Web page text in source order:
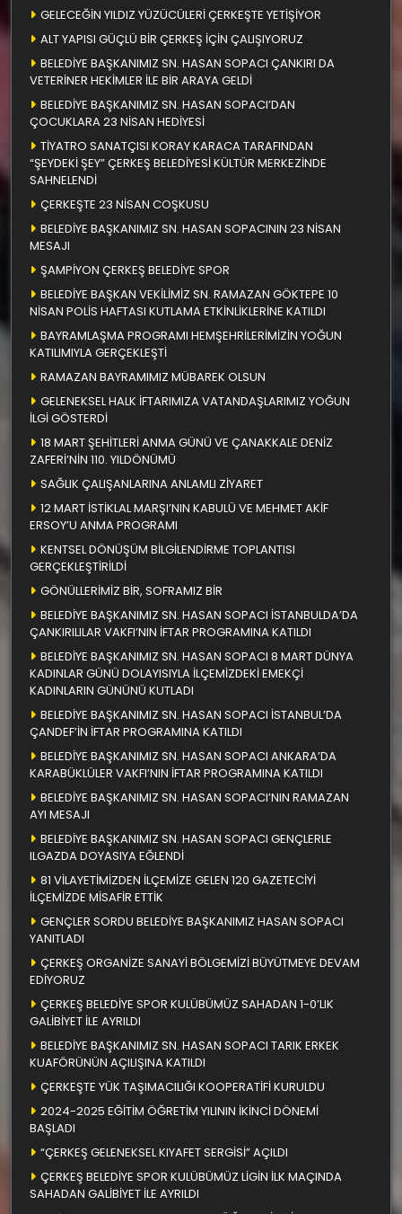
GELECEĞİN YILDIZ YÜZÜCÜLERİ ÇERKEŞTE YETİŞİYOR
ALT YAPISI GÜÇLÜ BİR ÇERKEŞ İÇİN ÇALIŞIYORUZ
BELEDİYE BAŞKANIMIZ SN. HASAN SOPACI ÇANKIRI DA
VETERİNER HEKİMLER İLE BİR ARAYA GELDİ
BELEDİYE BAŞKANIMIZ SN. HASAN SOPACI’DAN
ÇOCUKLARA 23 NİSAN HEDİYESİ
TİYATRO SANATÇISI KORAY KARACA TARAFINDAN
“ŞEYDEKİ ŞEY” ÇERKEŞ BELEDİYESİ KÜLTÜR MERKEZİNDE
SAHNELENDİ
ÇERKEŞTE 23 NİSAN COŞKUSU
BELEDİYE BAŞKANIMIZ SN. HASAN SOPACININ 23 NİSAN
MESAJI
ŞAMPİYON ÇERKEŞ BELEDİYE SPOR
BELEDİYE BAŞKAN VEKİLİMİZ SN. RAMAZAN GÖKTEPE 10
NİSAN POLİS HAFTASI KUTLAMA ETKİNLİKLERİNE KATILDI
BAYRAMLAŞMA PROGRAMI HEMŞEHRİLERİMİZİN YOĞUN
KATILIMIYLA GERÇEKLEŞTİ
RAMAZAN BAYRAMIMIZ MÜBAREK OLSUN
GELENEKSEL HALK İFTARIMIZA VATANDAŞLARIMIZ YOĞUN
İLGİ GÖSTERDİ
18 MART ŞEHİTLERİ ANMA GÜNÜ VE ÇANAKKALE DENİZ
ZAFERİ’NİN 110. YILDÖNÜMÜ
SAĞLIK ÇALIŞANLARINA ANLAMLI ZİYARET
12 MART İSTİKLAL MARŞI’NIN KABULÜ VE MEHMET AKİF
ERSOY’U ANMA PROGRAMI
KENTSEL DÖNÜŞÜM BİLGİLENDİRME TOPLANTISI
GERÇEKLEŞTİRİLDİ
GÖNÜLLERİMİZ BİR, SOFRAMIZ BİR
BELEDİYE BAŞKANIMIZ SN. HASAN SOPACI İSTANBULDA’DA
ÇANKIRILILAR VAKFI’NIN İFTAR PROGRAMINA KATILDI
BELEDİYE BAŞKANIMIZ SN. HASAN SOPACI 8 MART DÜNYA
KADINLAR GÜNÜ DOLAYISIYLA İLÇEMİZDEKİ EMEKÇİ
KADINLARIN GÜNÜNÜ KUTLADI
BELEDİYE BAŞKANIMIZ SN. HASAN SOPACI İSTANBUL’DA
ÇANDEF’İN İFTAR PROGRAMINA KATILDI
BELEDİYE BAŞKANIMIZ SN. HASAN SOPACI ANKARA’DA
KARABÜKLÜLER VAKFI’NIN İFTAR PROGRAMINA KATILDI
BELEDİYE BAŞKANIMIZ SN. HASAN SOPACI’NIN RAMAZAN
AYI MESAJI
BELEDİYE BAŞKANIMIZ SN. HASAN SOPACI GENÇLERLE
ILGAZDA DOYASIYA EĞLENDİ
81 VİLAYETİMİZDEN İLÇEMİZE GELEN 120 GAZETECİYİ
İLÇEMİZDE MİSAFİR ETTİK
GENÇLER SORDU BELEDİYE BAŞKANIMIZ HASAN SOPACI
YANITLADI
ÇERKEŞ ORGANİZE SANAYİ BÖLGEMİZİ BÜYÜTMEYE DEVAM
EDİYORUZ
ÇERKEŞ BELEDİYE SPOR KULÜBÜMÜZ SAHADAN 1-0’LIK
GALİBİYET İLE AYRILDI
BELEDİYE BAŞKANIMIZ SN. HASAN SOPACI TARIK ERKEK
KUAFÖRÜNÜN AÇILIŞINA KATILDI
ÇERKEŞTE YÜK TAŞIMACILIĞI KOOPERATİFİ KURULDU
2024-2025 EĞİTİM ÖĞRETİM YILININ İKİNCİ DÖNEMİ
BAŞLADI
“ÇERKEŞ GELENEKSEL KIYAFET SERGİSİ” AÇILDI
ÇERKEŞ BELEDİYE SPOR KULÜBÜMÜZ LİGİN İLK MAÇINDA
SAHADAN GALİBİYET İLE AYRILDI